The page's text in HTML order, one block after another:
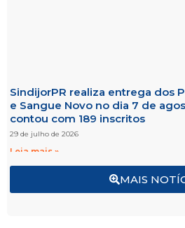
MAIS
SindijorPR realiza entrega dos
e Sangue Novo no dia 7 de
contou com 189 inscritos
29 de julho de 2026
Leia mais »